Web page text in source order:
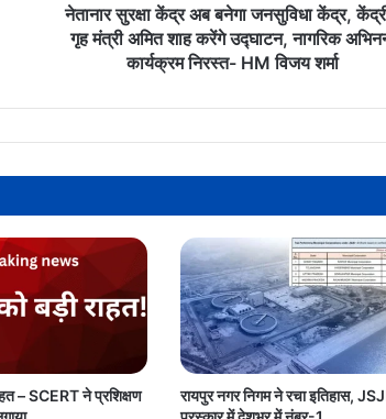
मंत्री
अमित
कार्यक्रम
HM
विजय
शर्मा
नेतानार सुरक्षा केंद्र अब बनेगा जनसुविधा केंद्र,
गृह मंत्री अमित शाह करेंगे उद्घाटन, नागरिक
कार्यक्रम निरस्त- HM विजय शर्मा
– SCERT ने प्रशिक्षण
रायपुर नगर निगम ने रचा इतिहास,